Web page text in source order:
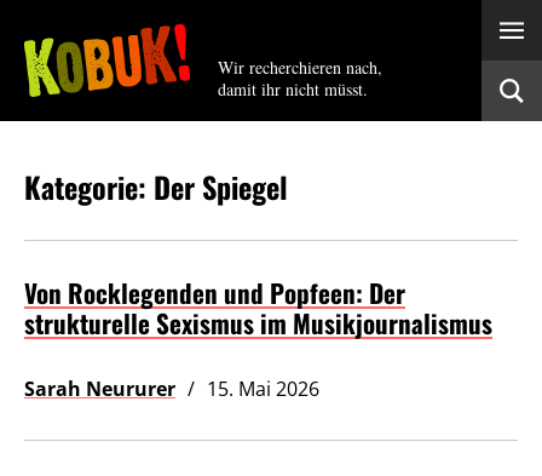
Wir recherchieren nach,
damit ihr nicht müsst.
Kategorie: Der Spiegel
Von Rocklegenden und Popfeen: Der
strukturelle Sexismus im Musikjournalismus
Sarah Neururer 15. Mai 2026